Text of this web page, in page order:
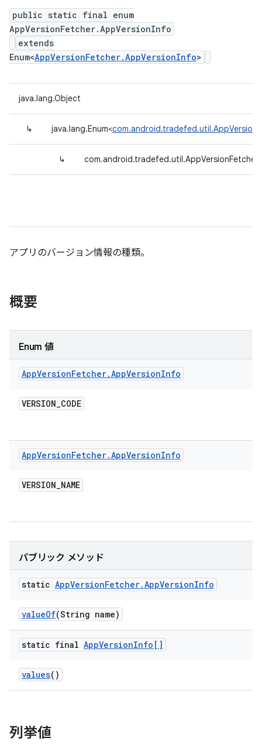
public static final enum
AppVersionFetcher.AppVersionInfo
extends
Enum<AppVersionFetcher.AppVersionInfo>
java.lang.Object
↳ java.lang.Enum<
↳
アプリのバージョン情報の種類。
概要
Enum 値
AppVersionFetcher.AppVersionInfo
VERSION_CODE
AppVersionFetcher.AppVersionInfo
VERSION_NAME
パブリック メソッド
static AppVersionFetcher.AppVersionInfo
valueOf(String name)
static final AppVersionInfo[]
values()
列挙値